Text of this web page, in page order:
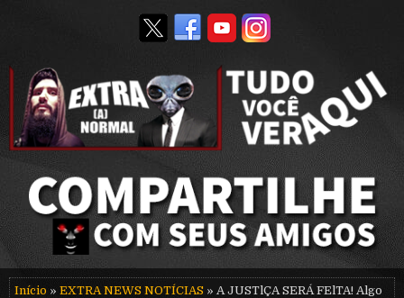
Início » EXTRA NEWS NOTÍCIAS » A JUSTlÇA SERÁ FElTA! Algo